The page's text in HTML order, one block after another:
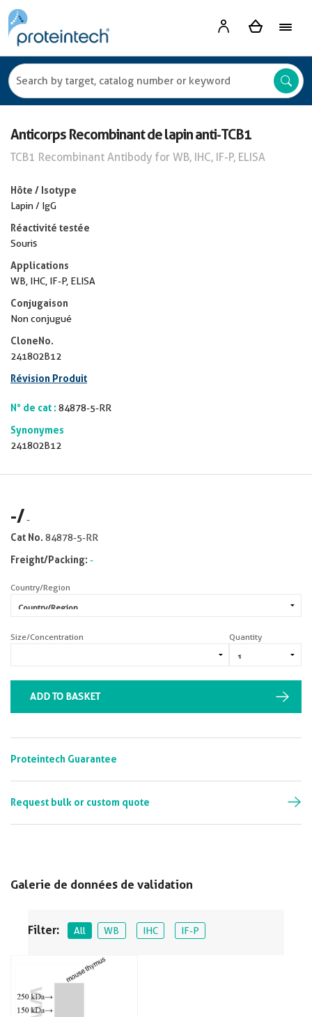
Anticorps Recombinant de lapin anti-TCB1
TCB1 Recombinant Antibody for WB, IHC, IF-P, ELISA
Hôte / Isotype
Lapin / IgG
Réactivité testée
Souris
Applications
WB, IHC, IF-P, ELISA
Conjugaison
Non conjugué
CloneNo.
241802B12
Révision Produit
N° de cat : 84878-5-RR
Synonymes
241802B12
Galerie de données de validation
Filter: All WB IHC IF-P
-/-
Cat No. 84878-5-RR
Freight/Packing: -
Country/Region
Size/Concentration Quantity
ADD TO BASKET
Proteintech Guarantee
Request bulk or custom quote